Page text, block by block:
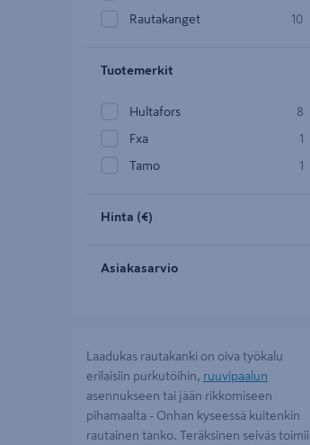
Rautakanget 10
Tuotemerkit
Hultafors 8
Fxa 1
Tamo 1
Hinta (€)
Asiakasarvio
Laadukas rautakanki on oiva työkalu
erilaisiin purkutöihin, ruuvipaalun
asennukseen tai jään rikkomiseen
pihamaalta - Onhan kyseessä kuitenkin
rautainen tanko. Teräksinen seiväs toimii